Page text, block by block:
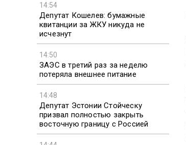
14:54
Депутат Кошелев: бумажные
квитанции за ЖКУ никуда не
исчезнут
14:50
ЗАЭС в третий раз за неделю
потеряла внешнее питание
14:48
Депутат Эстонии Стойческу
призвал полностью закрыть
восточную границу с Россией